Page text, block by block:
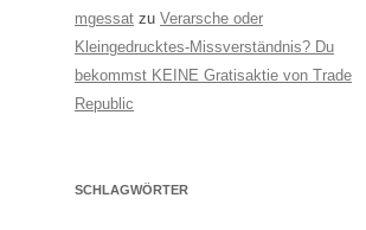
mgessat zu Verarsche oder
Kleingedrucktes-Missverständnis? Du
bekommst KEINE Gratisaktie von Trade
Republic
SCHLAGWÖRTER